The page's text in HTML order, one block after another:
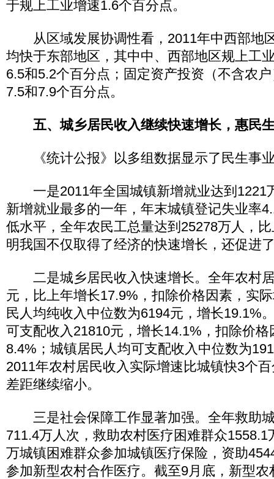
于规上工业增速1.6个百分点。
从区域发展协调性看，2011年中西部地
均快于东部地区，其中中、西部地区规上工
6.5和5.2个百分点；固定资产投资（不含农
7.5和7.9个百分点。
五、城乡居民收入继续快速增长，惠民
《统计公报》以多组数据显示了民生事
一是2011年全国城镇新增就业达到1221
新增就业最多的一年，年末城镇登记失业率
低水平，全年农民工总量达到25278万人，
明我国不仅取得了经济的快速增长，还促进
二是城乡居民收入快速增长。全年农村
元，比上年增长17.9%，扣除价格因素，实
民人均纯收入中位数为6194元，增长19.1%
可支配收入21810元，增长14.1%，扣除价
8.4%；城镇居民人均可支配收入中位数为
2011年农村居民收入实际增速比城镇快3个
差距继续缩小。
三是社会保障工作显著加强。全年救助
711.4万人次，救助农村医疗困难群众1558.1
万城镇困难群众参加城镇医疗保险，资助
参加新型农村合作医疗。截至9月底，新型